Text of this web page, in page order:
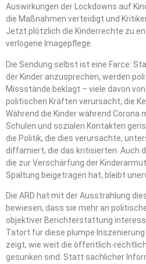
Auswirkungen der Lockdowns auf
die Maßnahmen verteidigt und
Jetzt plötzlich die Kinderrechte zu
verlogene Imagepflege.
Die Sendung selbst ist eine Farce:
der Kinder anzusprechen, werden
Missstände beklagt – viele davon
politischen Kräften verursacht, die
Während die Kinder während Corona
Schulen und sozialen Kontakten
die Politik, die dies verursachte,
diffamiert, die das kritisierten. Auch
die zur Verschärfung der
Spaltung beigetragen hat, bleibt
Die ARD hat mit der Ausstrahlung
bewiesen, dass sie mehr an
objektiver Berichterstattung
Tatort für diese plumpe
zeigt, wie weit die öffentlich-
gesunken sind. Statt sachlicher